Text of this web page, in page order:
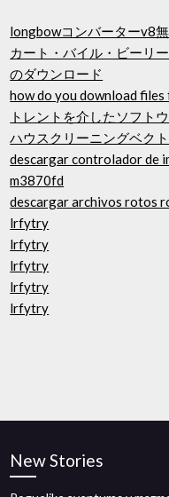
longbowコンバーターv8
カート・バイル・ビーリ
のダウンロード
how do you download
トレントを介したソフト
ハウスクリーニングベク
descargar controlador de
m3870fd
descargar archivos rotos
lrfytry
lrfytry
lrfytry
lrfytry
lrfytry
New Stories